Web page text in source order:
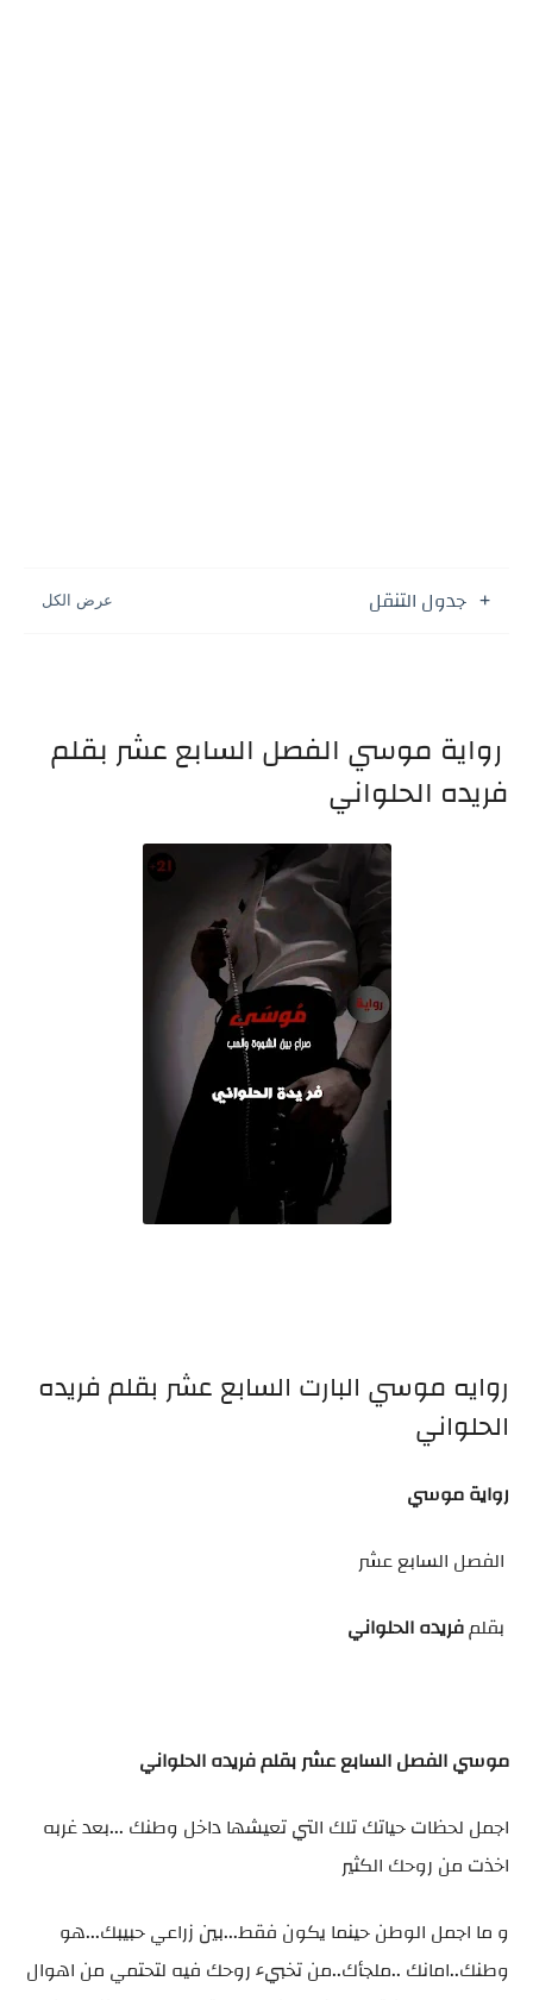
جدول التنقل
رواية موسي الفصل السابع عشر بقلم
فريده الحلواني
روايه موسي البارت السابع عشر بقلم فريده
الحلواني
رواية موسي
الفصل السابع عشر
بقلمفريده الحلواني
موسي الفصل السابع عشر بقلم فريده الحلواني
اجمل لحظات حياتك تلك التي تعيشها داخل وطنك ...بعد غربه
اخذت من روحك الكثير
و ما اجمل الوطن حينما يكون فقط...بين زراعي حبيبك...هو
وطنك..امانك ..ملجأك..من تخبيء روحك فيه لتحتمي من اهوال